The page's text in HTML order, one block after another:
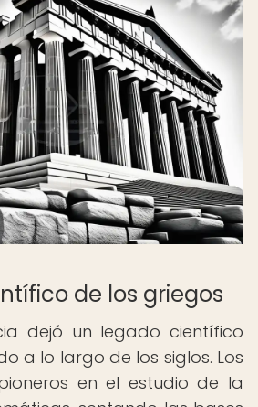
de los griegos
dejó un legado científico
a lo largo de los siglos. Los
en el estudio de la